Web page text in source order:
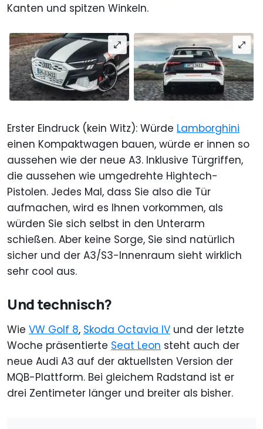
Kanten und spitzen Winkeln.
Erster Eindruck (kein Witz): Würde Lamborghini
einen Kompaktwagen bauen, würde er innen so
aussehen wie der neue A3. Inklusive Türgriffen,
die aussehen wie umgedrehte Hightech-
Pistolen. Jedes Mal, dass Sie also die Tür
aufmachen, wird es Ihnen vorkommen, als
würden Sie sich selbst in den Unterarm
schießen. Aber keine Sorge, Sie sind natürlich
sicher und der A3/S3-Innenraum sieht wirklich
sehr cool aus.
Und technisch?
Wie VW Golf 8, Skoda Octavia IV und der letzte
Woche präsentierte Seat Leon steht auch der
neue Audi A3 auf der aktuellsten Version der
MQB-Plattform. Bei gleichem Radstand ist er
drei Zentimeter länger und breiter als bisher.